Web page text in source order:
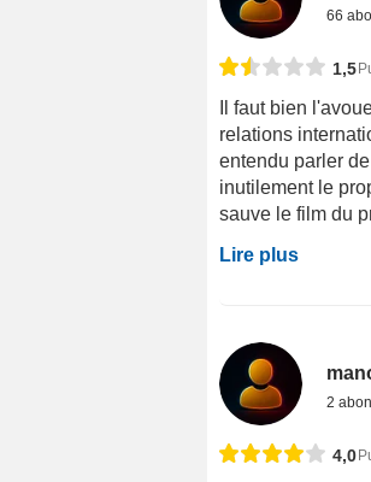
66
1,5
Il faut bien
relations
entendu parler
inutilement le
sauve le film du
Lire plus
2
4,0